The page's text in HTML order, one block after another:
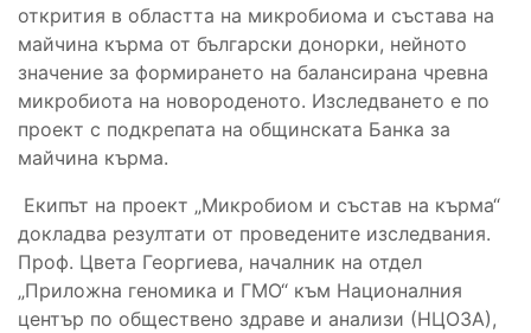
открития в областта на микробиома и състава на
майчина кърма от български донорки, нейното
значение за формирането на балансирана чревна
микробиота на новороденото. Изследването е по
проект с подкрепата на общинската Банка за
майчина кърма.
Екипът на проект „Микробиом и състав на кърма“
докладва резултати от проведените изследвания.
Проф. Цвета Георгиева, началник на отдел
„Приложна геномика и ГМО“ към Националния
център по обществено здраве и анализи (НЦОЗА),